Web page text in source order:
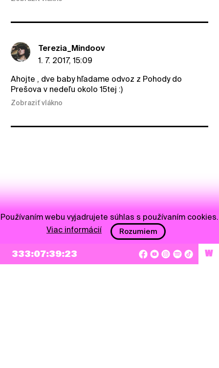
Terezia_Mindoov
1. 7. 2017, 15:09
Ahojte , dve baby hľadame odvoz z Pohody do
Prešova v nedeľu okolo 15tej :)
Zobraziť vlákno
333:07:39:23 W
Používaním webu vyjadrujete súhlas s používaním cookies.
Viac informácií
Rozumiem